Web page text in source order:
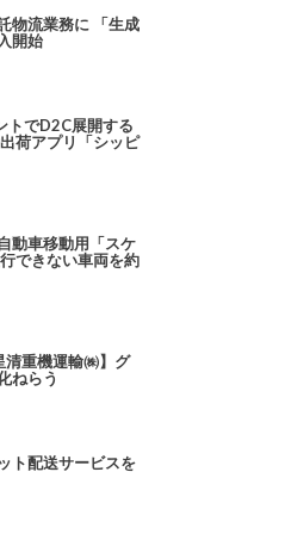
物流業務に 「生成
開始
トでD2C展開する
荷アプリ「シッピ
動車移動用「スケ
できない車両を約
清重機運輸㈱】グ
ねらう
ト配送サービスを